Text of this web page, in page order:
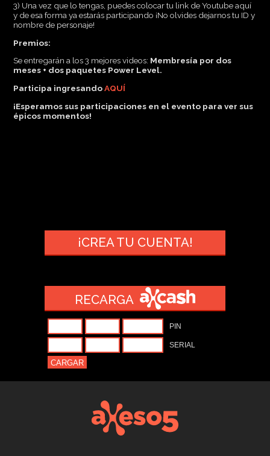
3) Una vez que lo tengas, puedes colocar tu link de Youtube aquí
y de esa forma ya estarás participando ¡No olvides dejarnos tu ID y
nombre de personaje!
Premios:
Se entregarán a los 3 mejores videos: Membresía por dos
meses + dos paquetes Power Level.
Participa ingresando AQUÍ
¡Esperamos sus participaciones en el evento para ver sus
épicos momentos!
¡CREA TU CUENTA!
RECARGA